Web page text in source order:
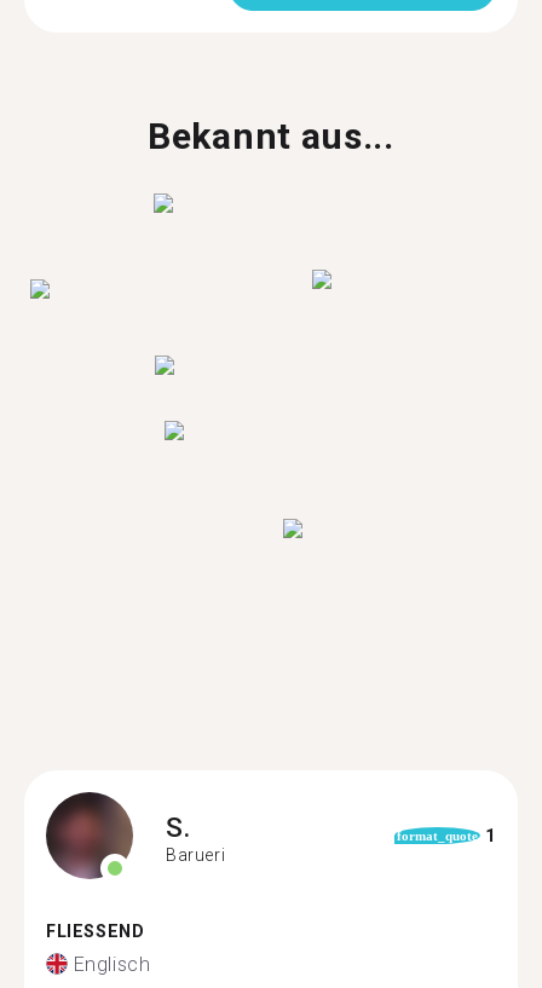
Bekannt aus...
S.
Barueri
format_quote 1
FLIESSEND
Englisch